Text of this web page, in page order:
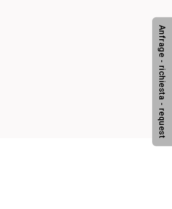
Anfrage - richiesta - request